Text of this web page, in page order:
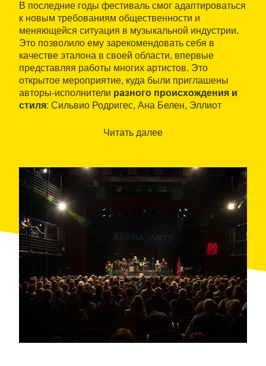
В последние годы фестиваль смог адаптироваться
к новым требованиям общественности и
меняющейся ситуация в музыкальной индустрии.
Это позволило ему зарекомендовать себя в
качестве эталона в своей области, впервые
представляя работы многих артистов. Это
открытое мероприятие, куда были приглашены
авторы-исполнители разного происхождения и
стиля: Сильвио Родригес, Ана Белен, Эллиот
для молодых авторов, начинающих свою карьеру.
первые месяцы года представления,
посвященные песне.
Читать далее